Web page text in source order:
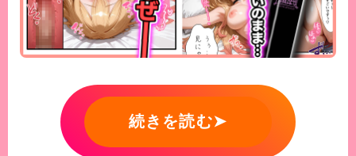
続きを読む➤